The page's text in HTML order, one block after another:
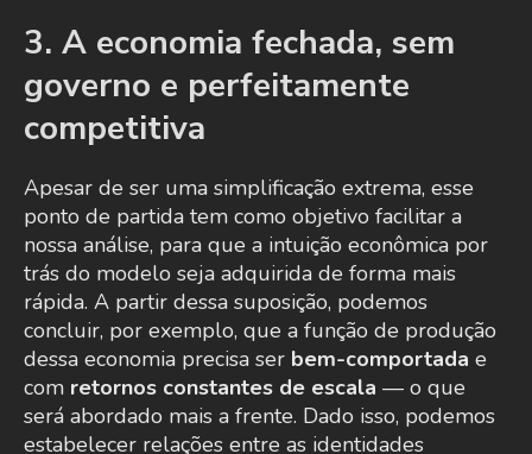
3. A economia fechada, sem
governo e perfeitamente
competitiva
Apesar de ser uma simplificação extrema, esse
ponto de partida tem como objetivo facilitar a
nossa análise, para que a intuição econômica por
trás do modelo seja adquirida de forma mais
rápida. A partir dessa suposição, podemos
concluir, por exemplo, que a função de produção
dessa economia precisa ser bem-comportada e
com retornos constantes de escala — o que
será abordado mais a frente. Dado isso, podemos
estabelecer relações entre as identidades